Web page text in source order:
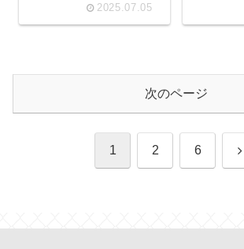
2025.07.05
次のページ
1 2 6 次